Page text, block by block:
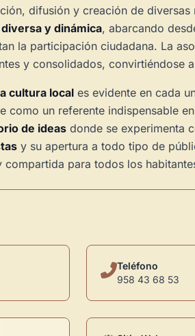
difusión y creación de
diversa y dinámica, abarcando
la participación ciudadana. La
y consolidados, convirtiéndose
cultura local es evidente en cada
un referente indispensable
de ideas donde se experimenta
y su apertura a todo tipo de
para todos los
Teléfono
958 43 68 53